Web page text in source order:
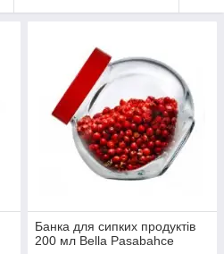
Банка для сипких продуктів
200 мл Bella Pasabahce